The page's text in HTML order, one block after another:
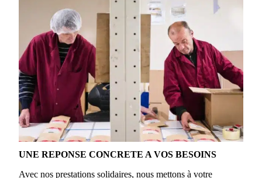
UNE REPONSE CONCRETE A VOS BESOINS
Avec nos prestations solidaires, nous mettons à votre